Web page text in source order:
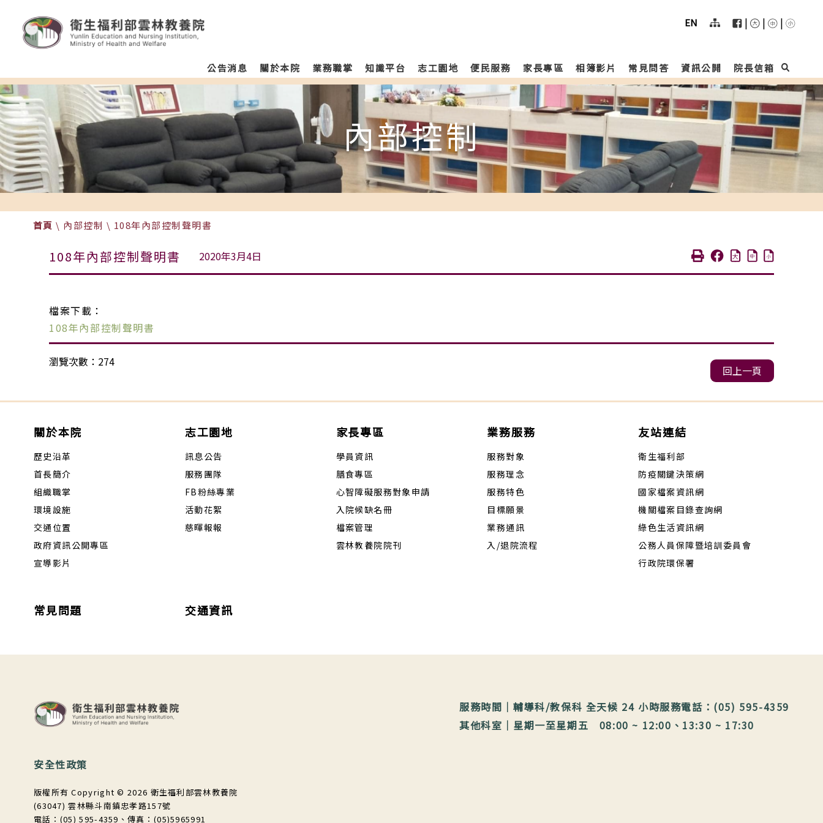
衛生福利部雲林教養院 menu
EN | |
|
Homepage
公告消息 關於本院 業務職掌 知識平台 志工園地 便民服務 家長專區 相簿影片 常見問答 資訊公開 院長信箱
color
內部控制
首頁 \ 內部控制 \ 108年內部控制聲明書
108年內部控制聲明書 2020年3月4日
檔案下載：
108年內部控制聲明書
瀏覽次數：274
回上一頁
關於本院
歷史沿革
首長簡介
組織職掌
環境設施
交通位置
政府資訊公開專區
宣導影片
志工園地
訊息公告
服務團隊
FB粉絲專業
活動花絮
慈暉報報
家長專區
學員資訊
膳食專區
心智障礙服務對象申請
入院候缺名冊
檔案管理
雲林教養院院刊
業務服務
服務對象
服務理念
服務特色
目標願景
業務通訊
入/退院流程
友站連結
衛生福利部
防疫關鍵決策網
國家檔案資訊網
機關檔案目錄查詢網
綠色生活資訊網
公務人員保障暨培訓委員會
行政院環保署
常見問題 交通資訊
安全性政策
版權所有 Copyright © 2026 衛生福利部雲林教養院
(63047) 雲林縣斗南鎮忠孝路157號
電話：(05) 595-4359、傳真：(05)5965991
服務時間｜輔導科/教保科 全天候 24 小時服務電話：(05) 595-4359
其他科室｜星期一至星期五 08:00 ~ 12:00、13:30 ~ 17:30